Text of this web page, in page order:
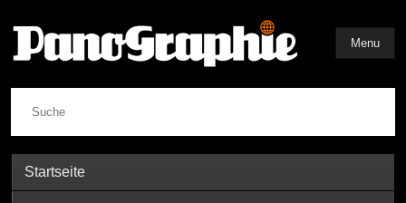
Suche
Menu
Startseite